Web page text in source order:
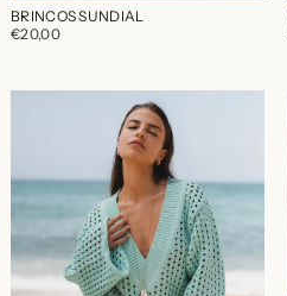
BRINCOS SUNDIAL
€20,00